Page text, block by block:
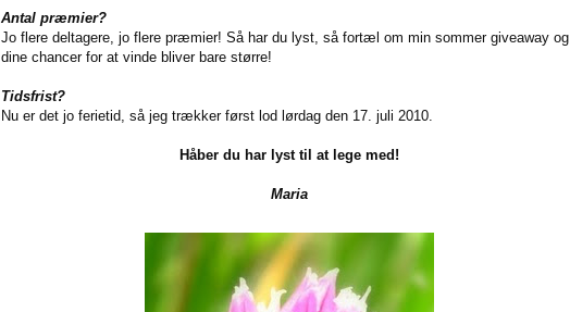
Antal præmier?
Jo flere deltagere, jo flere præmier! Så har du lyst, så fortæl om min sommer giveaway og
dine chancer for at vinde bliver bare større!
Tidsfrist?
Nu er det jo ferietid, så jeg trækker først lod lørdag den 17. juli 2010.
Håber du har lyst til at lege med!
Maria